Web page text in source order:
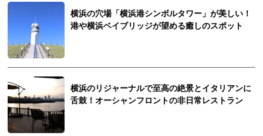
横浜の穴場「横浜港シンボルタワー」が美しい！
港や横浜ベイブリッジが望める癒しのスポット
横浜のリジャーナルで至高の絶景とイタリアンに
舌鼓！オーシャンフロントの非日常レストラン